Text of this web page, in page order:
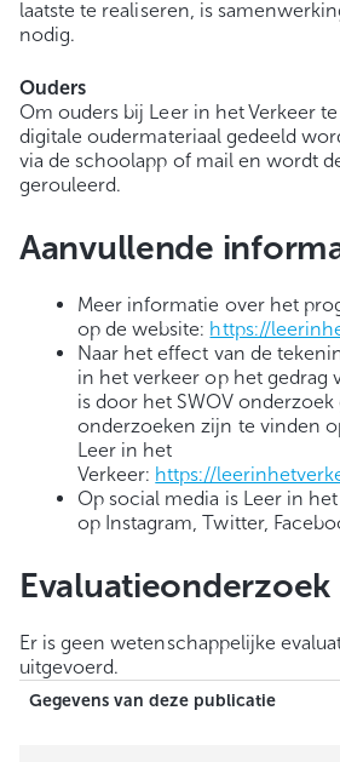
laatste te realiseren, is
nodig.
Ouders
Om ouders bij Leer in het Verkeer
digitale oudermateriaal gedeeld
via de schoolapp of mail en wordt
gerouleerd.
Aanvullende
Meer informatie over het
op de website: https://
Naar het effect van de
in het verkeer op het gedrag
is door het SWOV onderzoek
onderzoeken zijn te vinden
Leer in het
Verkeer: https://
Op social media is Leer in
op Instagram, Twitter,
Evaluatieonderzoek
Er is geen wetenschappelijke
uitgevoerd.
Gegevens van deze publicatie